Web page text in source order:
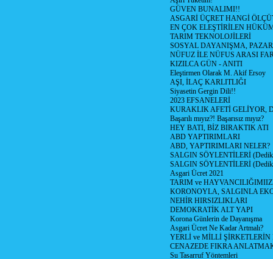
GÜVEN BUNALIMI!!
ASGARİ ÜÇRET HANGİ
EN ÇOK ELEŞTİRİLEN
TARIM TEKNOLOJİLERİ
SOSYAL DAYANIŞMA,
NÜFUZ İLE NÜFUS ARASI
KIZILCA GÜN - ANITI
Eleştirmen Olarak M. Akif Ersoy
AŞI, İLAÇ KARLITLIĞI
Siyasetin Gergin Dili!!
2023 EFSANELERİ
KURAKLIK AFETİ GELİYOR,
Başarılı mıyız?! Başarısız mıyız?
HEY BATI, BİZ BIRAKTIK ATI
ABD YAPTIRIMLARI
ABD, YAPTIRIMLARI NELER?
SALGIN SÖYLENTİLERİ
SALGIN SÖYLENTİLERİ
Asgari Ücret 2021
TARIM ve
KORONOYLA, SALGINLA
NEHİR HIRSIZLIKLARI
DEMOKRATİK ALT YAPI
Korona Günlerin de Dayanışma
Asgari Ücret Ne Kadar Artmalı?
YERLİ ve MİLLİ
CENAZEDE FIKRA
Su Tasarruf Yöntemleri